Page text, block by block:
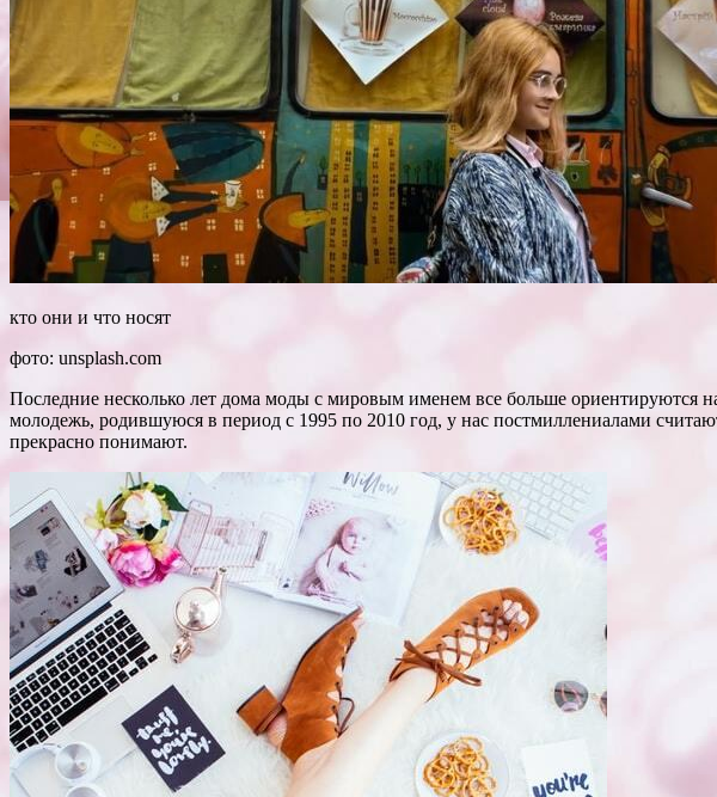
кто они и что носят
фото: unsplash.com
Последние несколько лет дома моды с мировым именем все больше
молодежь, родившуюся в период с 1995 по 2010 год, у нас постмиллениалами
прекрасно понимают.